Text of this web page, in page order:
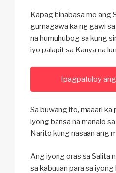
Kapag binabasa mo ang
gumagawa ka ng gawi
na humuhubog sa kung
iyo palapit sa Kanya na
Ipagpatuloy
Sa buwang ito, maaari ka
iyong bansa na manalo
Narito kung nasaan ang
Ang iyong oras sa Salita
sa kabuuan para sa